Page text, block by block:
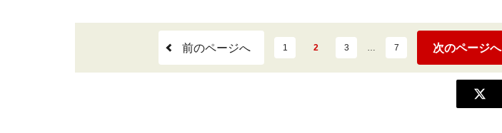
前のページへ 1 2 3 … 7 次のページへ